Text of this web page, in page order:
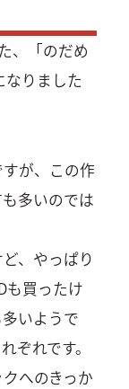
、「のだめ
りました
が、この作
多いのでは
、やっぱり
も買ったけ
いようで
ぞれです。
へのきっか